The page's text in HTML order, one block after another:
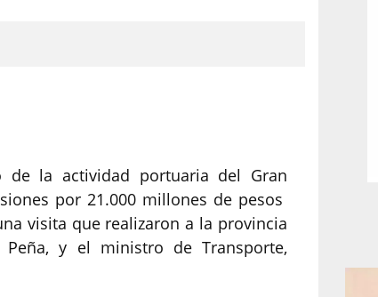
de la actividad portuaria del Gran
por 21.000 millones de pesos
visita que realizaron a la provincia
y el ministro de Transporte,